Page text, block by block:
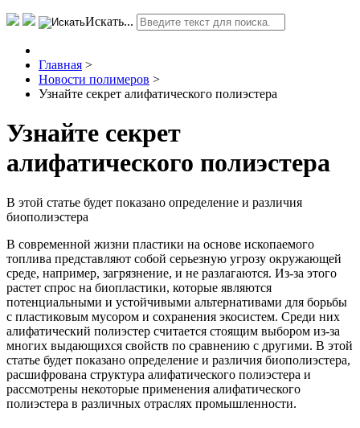
Искать...
Главная >
Новости полимеров >
Узнайте секрет алифатического полиэстера
Узнайте секрет
алифатического полиэстера
В этой статье будет показано определение и различия
биополиэстера
В современной жизни пластики на основе ископаемого
топлива представляют собой серьезную угрозу окружающей
среде, например, загрязнение, и не разлагаются. Из-за этого
растет спрос на биопластики, которые являются
потенциальными и устойчивыми альтернативами для борьбы
с пластиковым мусором и сохранения экосистем. Среди них
алифатический полиэстер считается стоящим выбором из-за
многих выдающихся свойств по сравнению с другими. В этой
статье будет показано определение и различия биополиэстера,
расшифрована структура алифатического полиэстера и
рассмотрены некоторые применения алифатического
полиэстера в различных отраслях промышленности.